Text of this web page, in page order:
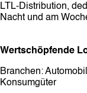
LTL-Distribution,
Nacht und am
Wertschöpfende
Branchen:
Konsumgüter